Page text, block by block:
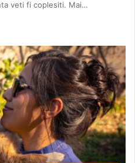
veti fi coplesiti. Mai…